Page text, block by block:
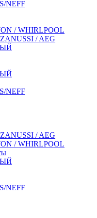
NEFF
/ WHIRLPOOL
/ AEG
NEFF
/ AEG
/ WHIRLPOOL
NEFF